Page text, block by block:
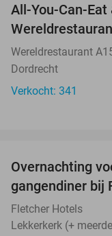
All-You-Can-
Wereldrestaurant
Dordrecht
Verkocht: 341
Overnachting
gangendiner bij
Fletcher Hotels
Lekkerkerk (+